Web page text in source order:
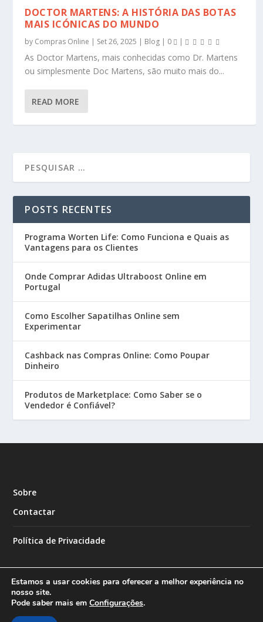
DOCTOR MARTENS: A HISTÓRIA DAS BOTAS
MAIS ICÓNICAS DO MUNDO
by Compras Online | Set 26, 2025 | Blog | 0 |
As Doctor Martens, mais conhecidas como Dr. Martens
ou simplesmente Doc Martens, são muito mais do...
READ MORE
POSTS RECENTES
Programa Worten Life: Como Funciona e Quais as
Vantagens para os Clientes
Onde Comprar Adidas Ultraboost Online em
Portugal
Como Escolher Sapatilhas Online sem
Experimentar
Cashback nas Compras Online: Como Poupar
Dinheiro
Produtos de Marketplace: Como Saber se o
Vendedor é Confiável?
Sobre
Contactar
Política de Privacidade
Designed by
Estamos a usar cookies para oferecer a melhor experiência no
nosso site.
Pode saber mais em Configurações.